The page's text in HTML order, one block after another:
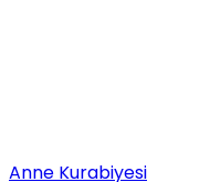
Anne Kurabiyesi